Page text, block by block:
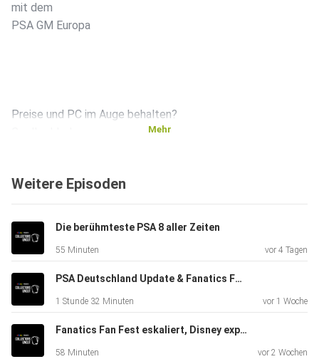
mit dem
PSA GM Europa⁠⁠
Preise und PC im Auge behalten?
​⁠⁠⁠⁠⁠⁠⁠⁠⁠⁠⁠⁠⁠⁠⁠⁠⁠⁠⁠⁠⁠⁠⁠⁠⁠⁠⁠⁠⁠⁠⁠⁠⁠⁠⁠⁠⁠⁠⁠⁠⁠⁠⁠⁠⁠⁠⁠⁠⁠⁠⁠⁠⁠SGC
€19.99!
​Für weitere
Information:⁠⁠⁠⁠⁠⁠⁠⁠⁠⁠⁠⁠⁠⁠⁠⁠⁠⁠⁠⁠⁠⁠⁠⁠⁠⁠⁠⁠⁠⁠⁠⁠⁠⁠⁠⁠⁠⁠⁠⁠⁠⁠⁠⁠⁠⁠⁠⁠⁠⁠⁠⁠⁠⁠
Uncut⁠⁠⁠⁠⁠⁠⁠⁠⁠⁠⁠⁠⁠⁠⁠⁠⁠⁠⁠⁠⁠⁠⁠⁠⁠⁠⁠⁠⁠⁠⁠⁠⁠⁠⁠⁠⁠⁠⁠⁠⁠⁠⁠⁠⁠⁠⁠⁠⁠⁠⁠⁠⁠⁠ auf
Instagram. Eure Hosts findet ihr unter:
Mehr
Weitere Episoden
Die berühmteste PSA 8 aller Zeiten
55 Minuten vor 4 Tagen
PSA Deutschland Update & Fanatics Fest aus erster Hand - Hobby Talk mit MelMa
1 Stunde 32 Minuten vor 1 Woche
Fanatics Fan Fest eskaliert, Disney explodiert
58 Minuten vor 2 Wochen